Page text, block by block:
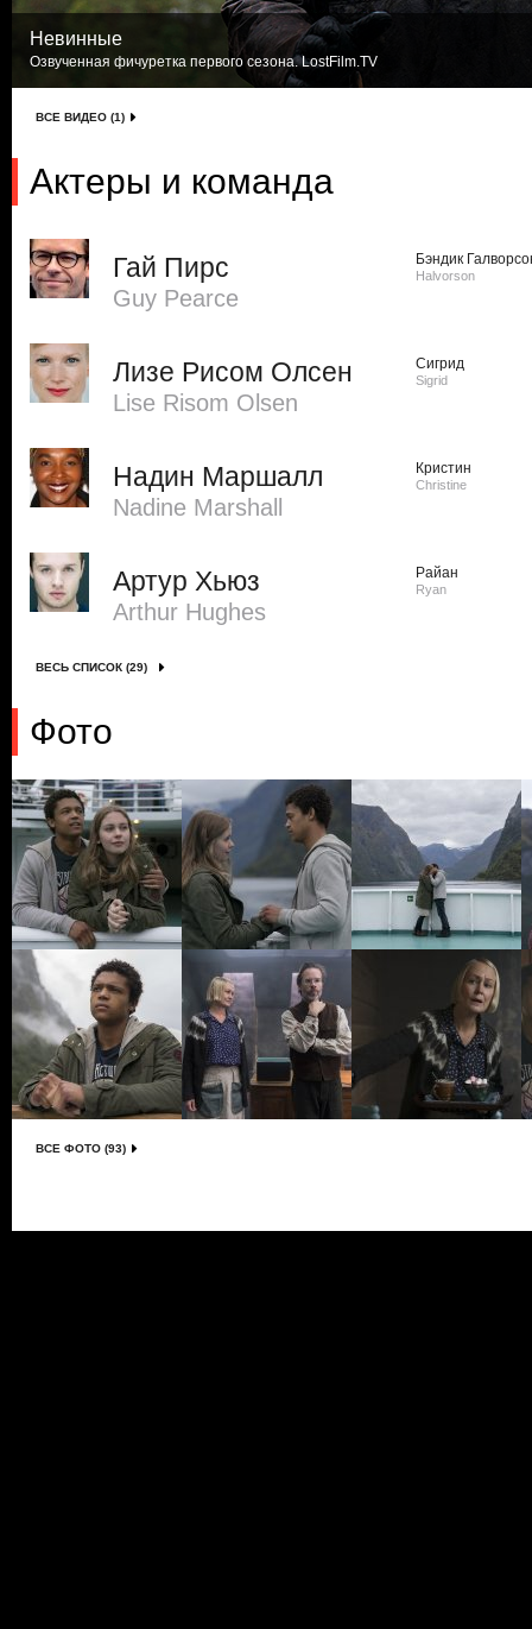
Невинные
Озвученная фичуретка первого сезона. LostFilm.TV
ВСЕ ВИДЕО (1)
Актеры и команда
Гай Пирс
Guy Pearce
Бэндик
Halvorson
Лизе Рисом Олсен
Lise Risom Olsen
Сигрид
Sigrid
Надин Маршалл
Nadine Marshall
Кристин
Christine
Артур Хьюз
Arthur Hughes
Райан
Ryan
ВЕСЬ СПИСОК (29)
Фото
ВСЕ ФОТО (93)